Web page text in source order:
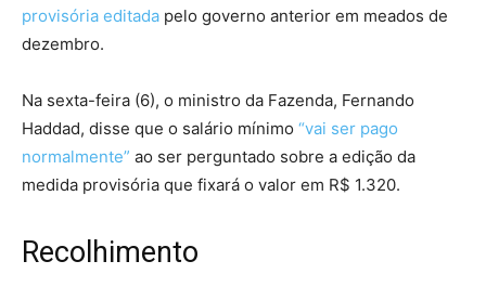
provisória editada pelo governo anterior em meados de
dezembro.
Na sexta-feira (6), o ministro da Fazenda, Fernando
Haddad, disse que o salário mínimo “vai ser pago
normalmente” ao ser perguntado sobre a edição da
medida provisória que fixará o valor em R$ 1.320.
Recolhimento